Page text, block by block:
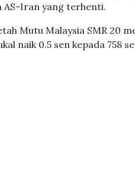
AS-Iran yang terhenti.
Mutu Malaysia SMR 20
naik 0.5 sen kepada 758